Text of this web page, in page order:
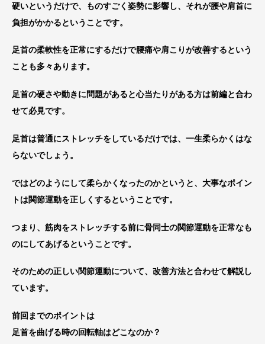
硬いというだけで、ものすごく姿勢に影響し、それが腰や肩首に
負担がかかるということです。
足首の柔軟性を正常にするだけで腰痛や肩こりが改善するという
ことも多々あります。
足首の硬さや動きに問題があると心当たりがある方は前編と合わ
せて必見です。
足首は普通にストレッチをしているだけでは、一生柔らかくはな
らないでしょう。
ではどのようにして柔らかくなったのかというと、大事なポイン
トは関節運動を正しくするということです。
つまり、筋肉をストレッチする前に骨同士の関節運動を正常なも
のにしてあげるということです。
そのための正しい関節運動について、改善方法と合わせて解説し
ています。
前回までのポイントは
足首を曲げる時の回転軸はどこなのか？